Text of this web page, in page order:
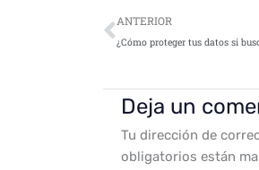
Ant
ANTERIOR
Deja un
Tu dirección de
obligatorios están